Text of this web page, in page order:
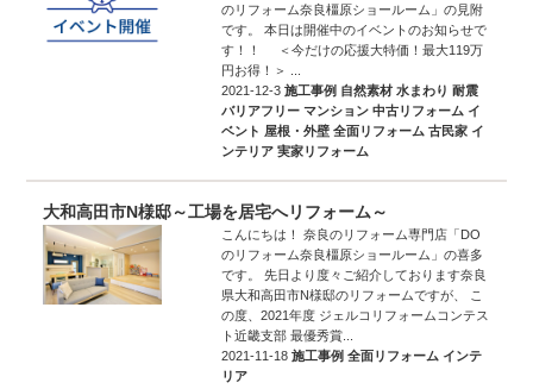
のリフォーム奈良橿原ショールーム」の見附
です。 本日は開催中のイベントのお知らせで
す！！ ＜今だけの応援大特価！最大119万
円お得！＞ ...
2021-12-3施工事例 自然素材 水まわり 耐震
バリアフリー マンション 中古リフォーム イ
ベント 屋根・外壁 全面リフォーム 古民家 イ
ンテリア 実家リフォーム
大和高田市N様邸～工場を居宅へリフォーム～
こんにちは！ 奈良のリフォーム専門店「DO
のリフォーム奈良橿原ショールーム」の喜多
です。 先日より度々ご紹介しております奈良
県大和高田市N様邸のリフォームですが、 こ
の度、2021年度 ジェルコリフォームコンテス
ト近畿支部 最優秀賞...
2021-11-18施工事例 全面リフォーム インテ
リア